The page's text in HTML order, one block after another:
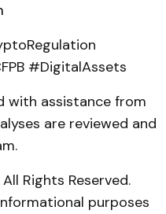
#DigitalAssets
with assistance from
are reviewed and
Rights Reserved.
purposes